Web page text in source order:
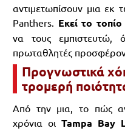
αντιμετωπίσουν μια
Panthers. Εκεί το
να τους εμπιστευτώ,
πρωταθλητές
Προγνωστικά
τρομερή
Από την μια, το πώς
χρόνια οι Tampa Bay